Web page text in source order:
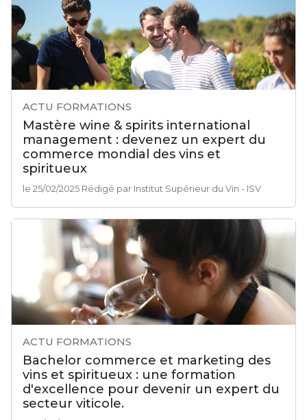
ACTU FORMATIONS
Mastère wine & spirits international
management : devenez un expert du
commerce mondial des vins et
spiritueux
le 25/02/2025 Rédigé par Institut Supérieur du Vin - ISV
ACTU FORMATIONS
Bachelor commerce et marketing des
vins et spiritueux : une formation
d'excellence pour devenir un expert du
secteur viticole.